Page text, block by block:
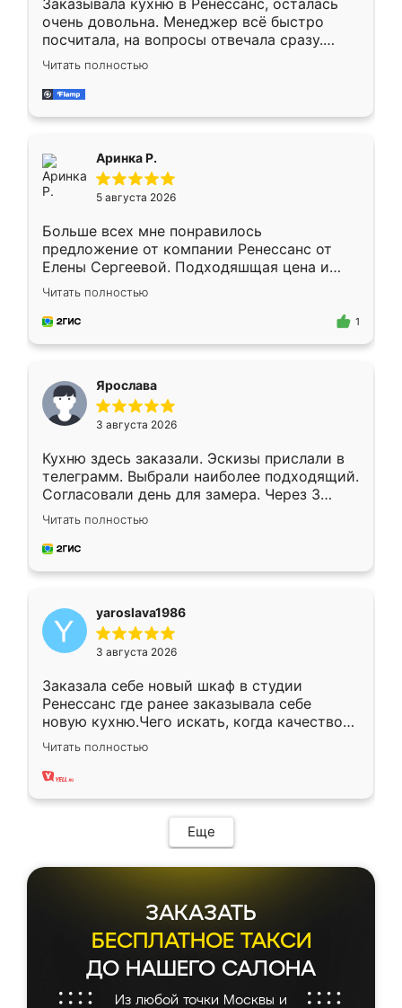
Заказывала кухню в Ренессанс, осталась
очень довольна. Менеджер всё быстро
посчитала, на вопросы отвечала сразу.
Замерщик приехал в субботу, подошёл к
делу со всей ответственностью. Собрали
за день, ребята работали аккуратно, даже
Читать полностью
Аринка Р.
5 августа 2026
Больше всех мне понравилось
предложение от компании Ренессанс от
Елены Сергеевой. Подходяшщая цена и
короткие сроки изготовления. Приехавший
для замера сотрудник Владислав
предложил по моему эскизу самый
Читать полностью
1
Ярослава
3 августа 2026
Кухню здесь заказали. Эскизы прислали в
телеграмм. Выбрали наиболее подходящий.
Согласовали день для замера. Через 3
недели кухня была уже готова. Остались
довольны работой. Спасибо Ренессанс
мебель за качественную работу!
Читать полностью
yaroslava1986
3 августа 2026
Заказала себе новый шкаф в студии
Ренессанс где ранее заказывала себе
новую кухню.Чего искать, когда качеством
вполне довольна. Служит кухня уже почти
два года, нареканий нет.
Читать полностью
Еще
ЗАКАЗАТЬ
БЕСПЛАТНОЕ ТАКСИ
ДО НАШЕГО САЛОНА
Из любой точки Москвы и